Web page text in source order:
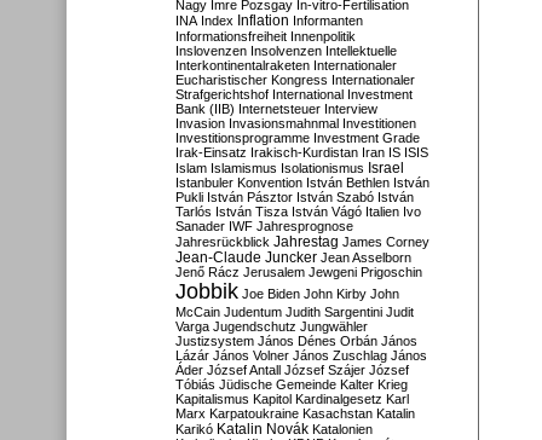
Nagy Imre Pozsgay In-vitro-Fertilisation
INA Index Inflation Informanten
Informationsfreiheit Innenpolitik
Inslovenzen Insolvenzen Intellektuelle
Interkontinentalraketen Internationaler
Eucharistischer Kongress Internationaler
Strafgerichtshof International Investment
Bank (IIB) Internetsteuer Interview
Invasion Invasionsmahnmal Investitionen
Investitionsprogramme Investment Grade
Irak-Einsatz Irakisch-Kurdistan Iran IS ISIS
Islam Islamismus Isolationismus Israel
Istanbuler Konvention István Bethlen István
Pukli István Pásztor István Szabó István
Tarlós István Tisza István Vágó Italien Ivo
Sanader IWF Jahresprognose
Jahresrückblick Jahrestag James Corney
Jean-Claude Juncker Jean Asselborn
Jenő Rácz Jerusalem Jewgeni Prigoschin
Jobbik Joe Biden John Kirby John
McCain Judentum Judith Sargentini Judit
Varga Jugendschutz Jungwähler
Justizsystem János Dénes Orbán János
Lázár János Volner János Zuschlag János
Áder József Antall József Szájer József
Tóbiás Jüdische Gemeinde Kalter Krieg
Kapitalismus Kapitol Kardinalgesetz Karl
Marx Karpatoukraine Kasachstan Katalin
Karikó Katalin Novák Katalonien